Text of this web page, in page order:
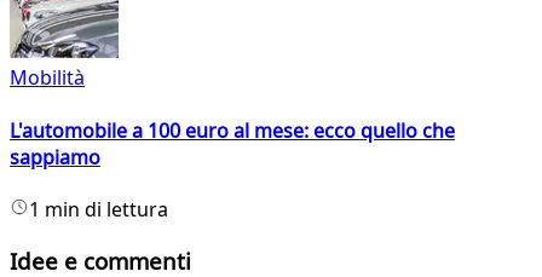
Mobilità
L'automobile a 100 euro al mese: ecco quello che
sappiamo
1 min di lettura
Idee e commenti